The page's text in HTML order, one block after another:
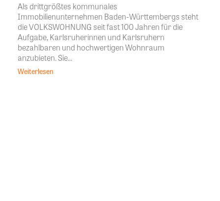
Als drittgrößtes kommunales
Immobilienunternehmen Baden-Württembergs steht
die VOLKSWOHNUNG seit fast 100 Jahren für die
Aufgabe, Karlsruherinnen und Karlsruhern
bezahlbaren und hochwertigen Wohnraum
anzubieten. Sie...
Weiterlesen